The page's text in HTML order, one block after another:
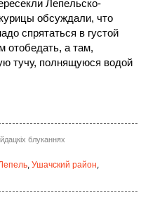
Лепельско-
обсуждали, что
спрятаться в густой
отобедать, а там,
тучу, полнящуюся водой
блуканнях
, Ушачский район,